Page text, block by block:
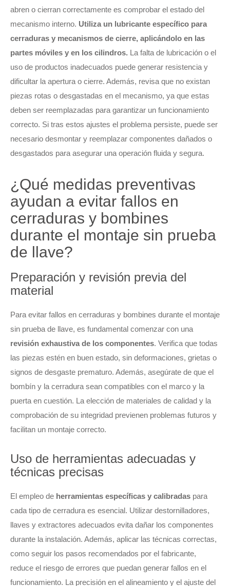
abren o cierran correctamente es comprobar el estado del
mecanismo interno. Utiliza un lubricante específico para
cerraduras y mecanismos de cierre, aplicándolo en las
partes móviles y en los cilindros. La falta de lubricación o el
uso de productos inadecuados puede generar resistencia y
dificultar la apertura o cierre. Además, revisa que no existan
piezas rotas o desgastadas en el mecanismo, ya que estas
deben ser reemplazadas para garantizar un funcionamiento
correcto. Si tras estos ajustes el problema persiste, puede ser
necesario desmontar y reemplazar componentes dañados o
desgastados para asegurar una operación fluida y segura.
¿Qué medidas preventivas
ayudan a evitar fallos en
cerraduras y bombines
durante el montaje sin prueba
de llave?
Preparación y revisión previa del
material
Para evitar fallos en cerraduras y bombines durante el montaje
sin prueba de llave, es fundamental comenzar con una
revisión exhaustiva de los componentes. Verifica que todas
las piezas estén en buen estado, sin deformaciones, grietas o
signos de desgaste prematuro. Además, asegúrate de que el
bombín y la cerradura sean compatibles con el marco y la
puerta en cuestión. La elección de materiales de calidad y la
comprobación de su integridad previenen problemas futuros y
facilitan un montaje correcto.
Uso de herramientas adecuadas y
técnicas precisas
El empleo de herramientas específicas y calibradas para
cada tipo de cerradura es esencial. Utilizar destornilladores,
llaves y extractores adecuados evita dañar los componentes
durante la instalación. Además, aplicar las técnicas correctas,
como seguir los pasos recomendados por el fabricante,
reduce el riesgo de errores que puedan generar fallos en el
funcionamiento. La precisión en el alineamiento y el ajuste del